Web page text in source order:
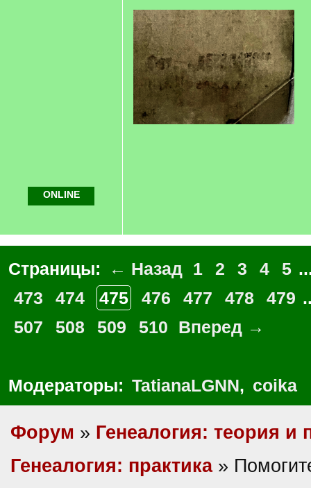
ONLINE
Страницы: ← Назад 1 2 3 4 5
473
474 475 476 477 478 479
507
508 509 510 Вперед →
Модераторы: TatianaLGNN, coika
Форум » Генеалогия: теория и
Генеалогия: практика»